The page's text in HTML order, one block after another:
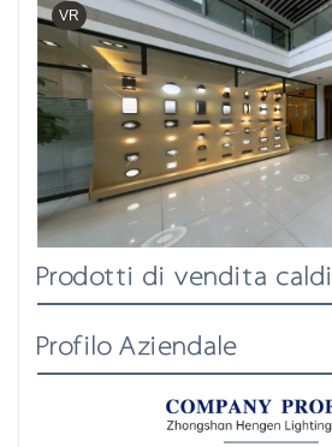
VR
Prodotti di vendita caldi
Profilo Aziendale